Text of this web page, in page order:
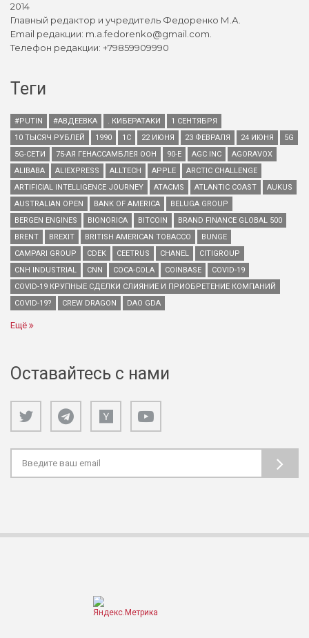
2014
Главный редактор и учредитель Федоренко М.А.
Email редакции: m.a.fedorenko@gmail.com.
Телефон редакции: +79859909990
Теги
#PUTIN #АВДЕЕВКА . КИБЕРАТАКИ
1 СЕНТЯБРЯ
10 ТЫСЯЧ РУБЛЕЙ
1990 1С 22 ИЮНЯ 23 ФЕВРАЛЯ 24 ИЮНЯ
5G
5G-СЕТИ
75-АЯ ГЕНАССАМБЛЕЯ ООН 90-Е AGC INC
AGORAVOX
ALIBABA
ALIEXPRESS ALLTECH APPLE
ARCTIC CHALLENGE
ARTIFICIAL INTELLIGENCE JOURNEY
ATACMS ATLANTIC COAST
AUKUS
AUSTRALIAN OPEN
BANK OF AMERICA
BELUGA GROUP
BERGEN ENGINES
BIONORICA BITCOIN
BRAND FINANCE GLOBAL 500
BRENT
BREXIT BRITISH AMERICAN TOBACCO
BUNGE
CAMPARI GROUP
CDEK CEETRUS CHANEL
CITIGROUP
CNH INDUSTRIAL
CNN COCA-COLA COINBASE
COVID-19
COVID-19 КРУПНЫЕ СДЕЛКИ СЛИЯНИЕ И ПРИОБРЕТЕНИЕ КОМПАНИЙ
COVID-19?
CREW DRAGON DAO GDA
Ещё
Оставайтесь с нами